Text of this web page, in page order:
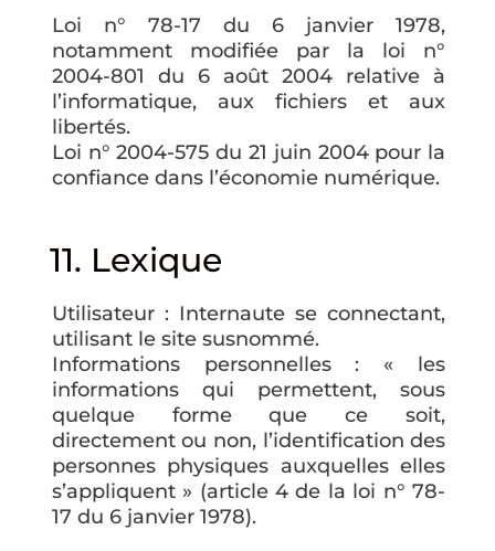
Loi n° 78-17 du 6 janvier 1978,
notamment modifiée par la loi n°
2004-801 du 6 août 2004 relative à
l’informatique, aux fichiers et aux
libertés.
Loi n° 2004-575 du 21 juin 2004 pour la
confiance dans l’économie numérique.
11. Lexique
Utilisateur : Internaute se connectant,
utilisant le site susnommé.
Informations personnelles : « les
informations qui permettent, sous
quelque forme que ce soit,
directement ou non, l’identification des
personnes physiques auxquelles elles
s’appliquent » (article 4 de la loi n° 78-
17 du 6 janvier 1978).